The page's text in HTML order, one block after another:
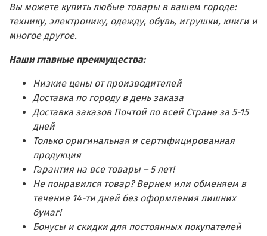
Вы можете купить любые товары в вашем городе:
технику, электронику, одежду, обувь, игрушки, книги и
многое другое.
Наши главные преимущества:
Низкие цены от производителей
Доставка по городу в день заказа
Доставка заказов Почтой по всей Стране за 5-15
дней
Только оригинальная и сертифицированная
продукция
Гарантия на все товары – 5 лет!
Не понравился товар? Вернем или обменяем в
течение 14-ти дней без оформления лишних
бумаг!
Бонусы и скидки для постоянных покупателей